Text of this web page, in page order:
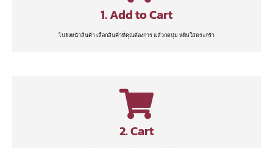
1. Add to Cart
ไปยังหน้าสินค้า เลือกสินค้าที่คุณต้องการ แล้วกดปุ่ม หยิบใส่ตระกร้า
2. Cart